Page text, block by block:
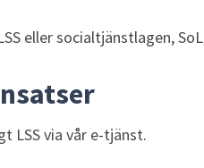
eller socialtjänstlagen,
LSS via vår e-tjänst.